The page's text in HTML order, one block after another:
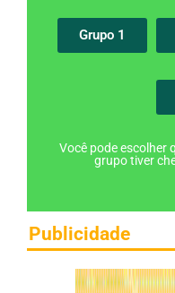
Grupo 1
Você pode escolher
grupo tiver
Publicidade